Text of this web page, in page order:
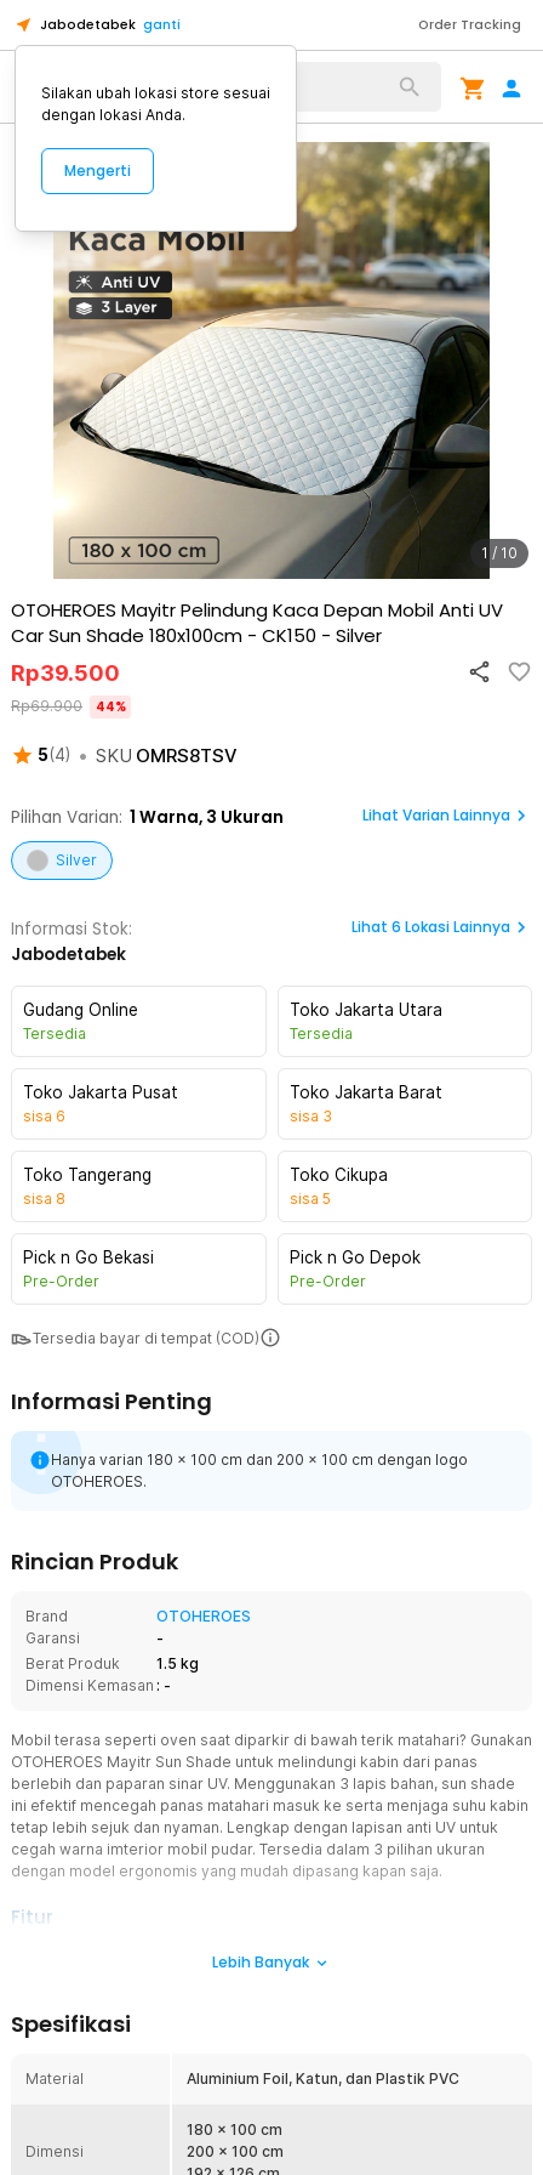
Jabodetabek ganti Order Tracking
Alat Kopi
1 / 10
OTOHEROES Mayitr Pelindung Kaca Depan Mobil Anti UV
Car Sun Shade 180x100cm - CK150 - Silver
5(4) • SKU OMRS8TSV
Rp39.500
Rp69.900 44%
Pilihan Varian: 1 Warna, 3 Ukuran Lihat Varian Lainnya
Silver
Informasi Stok:
Jabodetabek
Lihat 6 Lokasi Lainnya
Gudang Online
Tersedia
Toko Jakarta Utara
Tersedia
Toko Jakarta Pusat
sisa 6
Toko Jakarta Barat
sisa 3
Toko Tangerang
sisa 8
Toko Cikupa
sisa 5
Pick n Go Bekasi
Pre-Order
Pick n Go Depok
Pre-Order
Tersedia bayar di tempat (COD)
Informasi Penting
Hanya varian 180 x 100 cm dan 200 x 100 cm dengan logo
OTOHEROES.
Rincian Produk
Brand
OTOHEROES
Garansi
-
Berat Produk
1.5 kg
Dimensi Kemasan : -
Mobil terasa seperti oven saat diparkir di bawah terik matahari? Gunakan
OTOHEROES Mayitr Sun Shade untuk melindungi kabin dari panas
berlebih dan paparan sinar UV. Menggunakan 3 lapis bahan, sun shade
ini efektif mencegah panas matahari masuk ke serta menjaga suhu kabin
tetap lebih sejuk dan nyaman. Lengkap dengan lapisan anti UV untuk
cegah warna imterior mobil pudar. Tersedia dalam 3 pilihan ukuran
dengan model ergonomis yang mudah dipasang kapan saja.
Fitur
dengan maksimal. Suhu tetap terjaga dan tidak ada lagi interior
Aman dan Praktis
mudah dipasang dalam hitungan menit. Rangka seperti payung
kokoh untuk cegah produk Tohuu lepas saat digunakan.
Lebih Banyak
Spesifikasi
Material Aluminium Foil, Katun, dan Plastik PVC
Dimensi
180 x 100 cm
200 x 100 cm
Silakan ubah lokasi store sesuai
dengan lokasi Anda.
Mengerti